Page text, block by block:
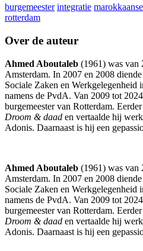
burgemeester integratie
rotterdam
Over de auteur
Ahmed Aboutaleb (1961) was van
Amsterdam. In 2007 en 2008
Sociale Zaken en
namens de PvdA. Van 2009 tot
burgemeester van Rotterdam.
Droom & daad en vertaalde hij
Adonis. Daarnaast is hij een
Ahmed Aboutaleb (1961) was van
Amsterdam. In 2007 en 2008
Sociale Zaken en
namens de PvdA. Van 2009 tot
burgemeester van Rotterdam.
Droom & daad en vertaalde hij
Adonis. Daarnaast is hij een